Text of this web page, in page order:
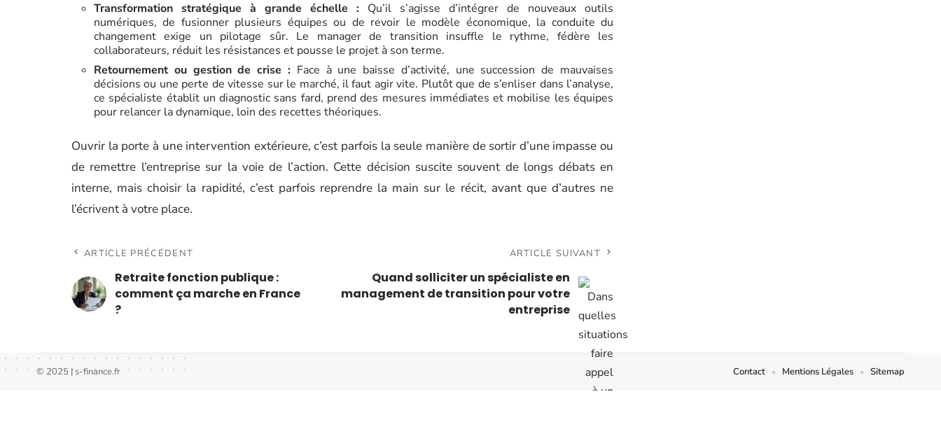
Transformation stratégique à grande échelle : Qu’il s’agisse d’intégrer de nouveaux outils
numériques, de fusionner plusieurs équipes ou de revoir le modèle économique, la conduite du
changement exige un pilotage sûr. Le manager de transition insuffle le rythme, fédère les
collaborateurs, réduit les résistances et pousse le projet à son terme.
Retournement ou gestion de crise :Face à une baisse d’activité, une succession de mauvaises
décisions ou une perte de vitesse sur le marché, il faut agir vite. Plutôt que de s’enliser dans l’analyse,
ce spécialiste établit un diagnostic sans fard, prend des mesures immédiates et mobilise les équipes
pour relancer la dynamique, loin des recettes théoriques.
Ouvrir la porte à une intervention extérieure, c’est parfois la seule manière de sortir d’une impasse ou
de remettre l’entreprise sur la voie de l’action. Cette décision suscite souvent de longs débats en
interne, mais choisir la rapidité, c’est parfois reprendre la main sur le récit, avant que d’autres ne
l’écrivent à votre place.
ARTICLE PRÉCÉDENT
Retraite fonction publique :
comment ça marche en France
?
ARTICLE SUIVANT
Quand solliciter un spécialiste en
management de transition pour votre
entreprise
© 2025 | s-finance.fr Contact Mentions Légales Sitemap